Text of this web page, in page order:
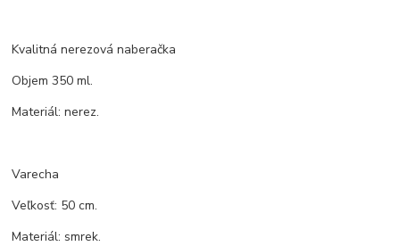
Kvalitná nerezová naberačka
Objem 350 ml.
Materiál: nerez.
Varecha
Veľkosť: 50 cm.
Materiál: smrek.